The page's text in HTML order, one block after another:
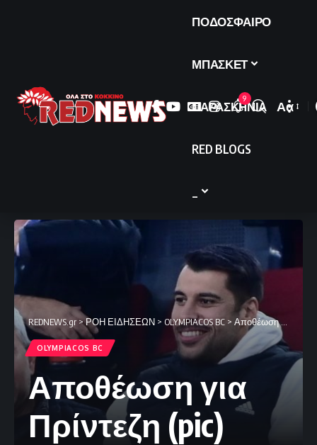
ΠΟΔΟΣΦΑΙΡΟ
ΜΠΑΣΚΕΤ
ΠΑΡΑΣΚΗΝΙΑ
RED BLOGS
9
Font
Αα
REDNEWS.gr >ΡΟΗ ΕΙΔΗΣΕΩΝ > OLYMPIACOS BC > Αποθέωση για Πρίντεζη (pic)
OLYMPIACOS BC
Αποθέωση για
Πρίντεζη (pic)